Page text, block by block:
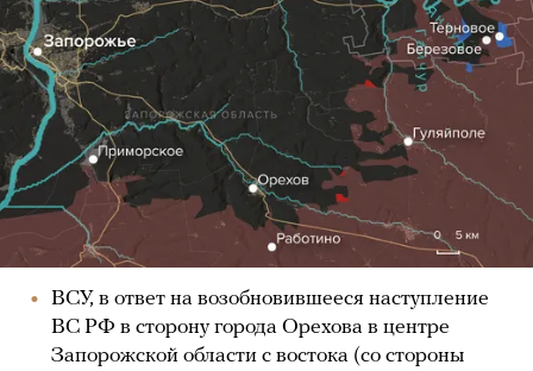
ВСУ, в ответ на возобновившееся наступление
ВС РФ в сторону города Орехова в центре
Запорожской области с востока (со стороны